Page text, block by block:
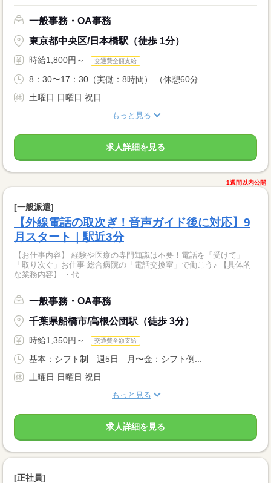
一般事務・OA事務
東京都中央区/日本橋駅（徒歩 1分）
時給1,800円～ 交通費全額支給
8：30〜17：30（実働：8時間） （休憩60分...
土曜日 日曜日 祝日
もっと見る
求人詳細を見る
1週間以内公開
[一般派遣]
【外線電話の取次ぎ！音声ガイド後に対応】9
月スタート｜駅近3分
【お仕事内容】 経験や医療の専門知識は不要！電話を「受けて」
「取り次ぐ」お仕事 総合病院の「電話交換室」で働こう♪ 【具体的
な業務内容】 ・代...
一般事務・OA事務
千葉県船橋市/高根公団駅（徒歩 3分）
時給1,350円～ 交通費全額支給
基本：シフト制 週5日 月〜金：シフト例...
土曜日 日曜日 祝日
もっと見る
求人詳細を見る
[正社員]